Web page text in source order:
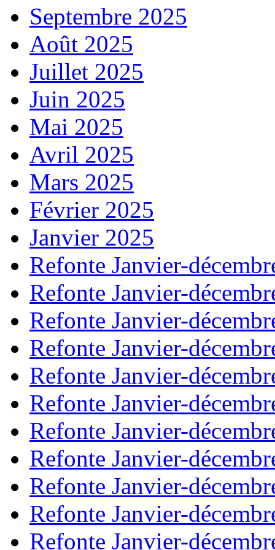
Septembre 2025
Août 2025
Juillet 2025
Juin 2025
Mai 2025
Avril 2025
Mars 2025
Février 2025
Janvier 2025
Refonte Janvier-
Refonte Janvier-
Refonte Janvier-
Refonte Janvier-
Refonte Janvier-
Refonte Janvier-
Refonte Janvier-
Refonte Janvier-
Refonte Janvier-
Refonte Janvier-
Refonte Janvier-